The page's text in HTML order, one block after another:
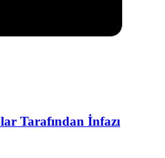
Tarafından İnfazı